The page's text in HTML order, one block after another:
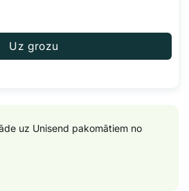
10 m / d127 mm daudzums
Uz grozu
uz Unisend pakomātiem no